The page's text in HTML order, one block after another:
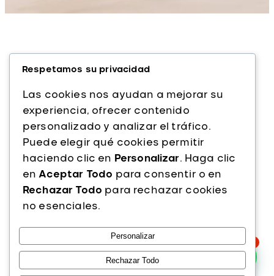
Alfaparf Milano es una marca italiana líder
en cuidado capilar profesional. Con más
de 40 años de experiencia, ofrecemos
productos de alta calidad que combinan
innovación, tecnología y pasión por la
belleza del cabello.
Instagram
Facebook
TikTok
PRODUCTOS
Respetamos su privacidad
Las cookies nos ayudan a mejorar su
experiencia, ofrecer contenido
personalizado y analizar el tráfico.
Puede elegir qué cookies permitir
haciendo clic en Personalizar. Haga clic
en Aceptar Todo para consentir o en
Rechazar Todo para rechazar cookies
no esenciales.
Personalizar
Rechazar Todo